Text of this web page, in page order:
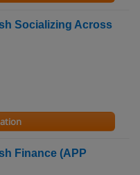
Socializing Across
Finance (APP